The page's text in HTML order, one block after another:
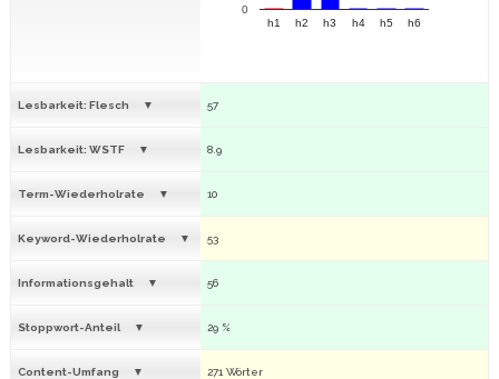
h1 h2 h3 h4 h5 h6
0
Lesbarkeit: Flesch 57
Lesbarkeit: WSTF 8.9
Term-Wiederholrate 10
Keyword-Wiederholrate 53
Informationsgehalt 56
Stoppwort-Anteil 29 %
Content-Umfang 271 Wörter